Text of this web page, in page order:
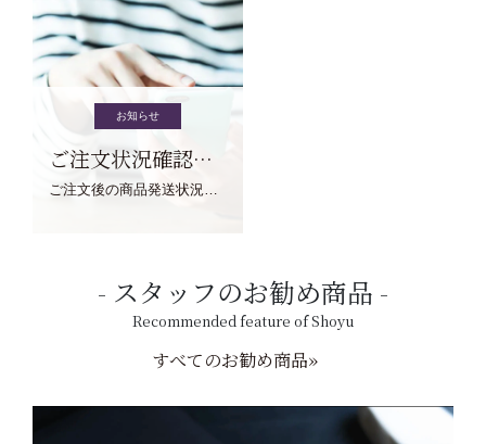
お知らせ
ご注文状況確認について
ご注文後の商品発送状況については、こちらからご確認くださいませ。
スタッフのお勧め商品
Recommended feature of Shoyu
すべてのお勧め商品»